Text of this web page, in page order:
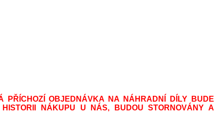
PŘÍCHOZÍ OBJEDNÁVKA NA NÁHRADNÍ DÍLY BUDE
NÁKUPU U NÁS, BUDOU STORNOVÁNY A